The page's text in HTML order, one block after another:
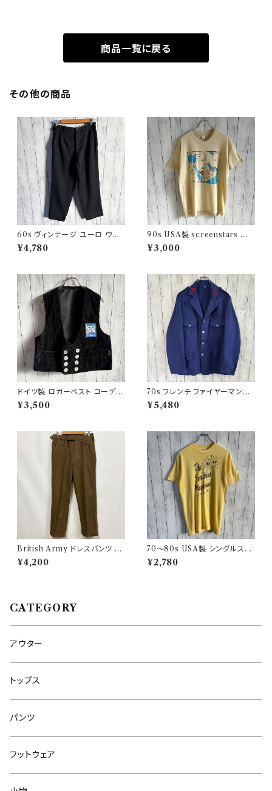
商品一覧に戻る
その他の商品
60s ヴィンテージ ユーロ ウー
ルパンツ スラックス ビンテージ
32
¥4,780
90s USA製 screenstars 湾
岸戦争 シングルステッチTシャ
ツ ヴィンテージTシャツ
¥3,000
ドイツ製 ロガーベスト コーデュ
ロイベスト ワークベスト 黒 ダブ
ルブレスト
¥3,500
70s フレンチ ファイヤーマンジ
ャケット ワークジャケット ヴィン
テージ
¥5,480
British Army ドレスパンツ イ
ギリス軍 スラックス ミリタリー
パンツ ウールパンツ2
¥4,200
70〜80s USA製 シングルステ
ッチT ヴィンテージTシャツ
¥2,780
CATEGORY
アウター
トップス
パンツ
フットウェア